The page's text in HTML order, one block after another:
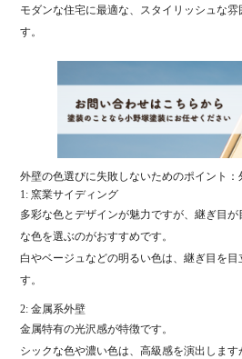
モダンな住宅に最適な、スタイリッシュな
す。
外壁の色選びに失敗しないためのポイント
1: 窯業サイディング
多彩な色とデザインが魅力ですが、継ぎ目
な色を選ぶのがおすすめです。
白やベージュなどの明るい色は、継ぎ目を
す。
2: 金属系外壁
金属特有の光沢感が特徴です。
シックな色や濃い色は、高級感を演出しま